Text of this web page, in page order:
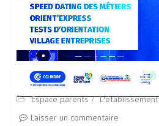
Espace parents L'établissement
Laisser un commentaire